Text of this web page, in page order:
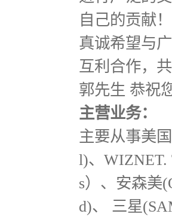
自己的贡献
真诚希望与
互利合作，
郭先生 恭祝
主营业务：
主要从事美
l)、WIZNET.
s）、安森美
d)、 三星